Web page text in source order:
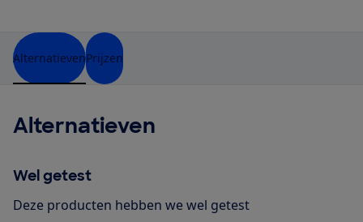
AlternatievenPrijzen
Alternatieven
Wel getest
Deze producten hebben we wel getest